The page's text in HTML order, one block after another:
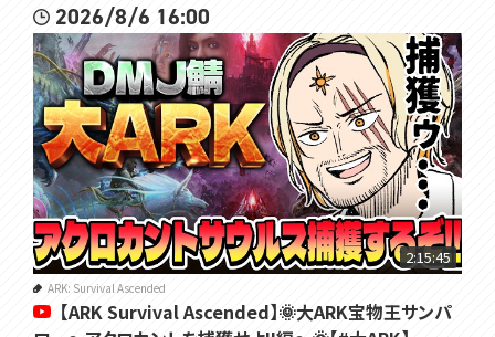
2026/8/6 16:00
2:15:45
ARK: Survival Ascended
【ARK Survival Ascended】🌞大ARK宝物王サンパ